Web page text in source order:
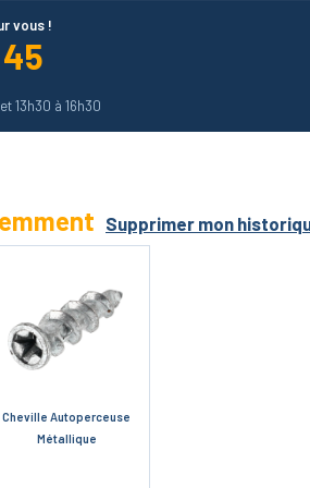
vous !
13h30 à 16h30
Supprimer mon
Cheville Autoperceuse
Métallique